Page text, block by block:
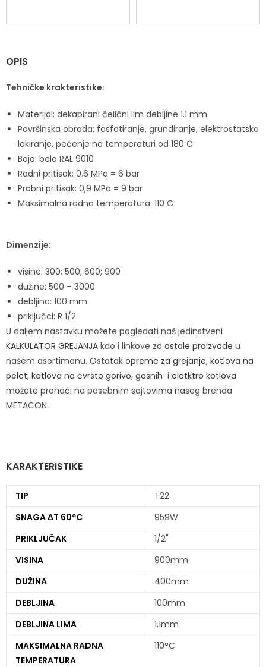
OPIS
Tehničke krakteristike:
Materijal: dekapirani čelični lim debljine 1.1 mm
Površinska obrada: fosfatiranje, grundiranje, elektrostatsko
lakiranje, pečenje na temperaturi od 180 C
Boja: bela RAL 9010
Radni pritisak: 0.6 MPa = 6 bar
Probni pritisak: 0,9 MPa = 9 bar
Maksimalna radna temperatura: 110 C
Dimenzije:
visine: 300; 500; 600; 900
dužine: 500 – 3000
debljina: 100 mm
priključci: R 1/2
U daljem nastavku možete pogledati naš jedinstveni
KALKULATOR GREJANJA kao i linkove za ostale proizvode u
našem asortimanu. Ostatak opreme za grejanje, kotlova na
pelet, kotlova na čvrsto gorivo, gasnih i eletktro kotlova
možete pronaći na posebnim sajtovima našeg brenda
METACON.
KARAKTERISTIKE
TIP
T22
SNAGA ΔT 60ºC
959W
PRIKLJUČAK
1/2"
VISINA
900mm
DUŽINA
400mm
DEBLJINA
100mm
DEBLJINA LIMA
1,1mm
MAKSIMALNA RADNA
TEMPERATURA
110°C